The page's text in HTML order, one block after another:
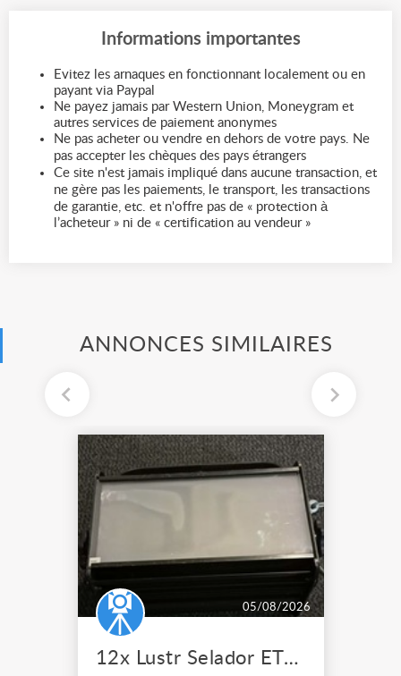
Informations importantes
Evitez les arnaques en fonctionnant localement ou en
payant via Paypal
Ne payez jamais par Western Union, Moneygram et
autres services de paiement anonymes
Ne pas acheter ou vendre en dehors de votre pays. Ne
pas accepter les chèques des pays étrangers
Ce site n'est jamais impliqué dans aucune transaction, et
ne gère pas les paiements, le transport, les transactions
de garantie, etc. et n'offre pas de « protection à
l’acheteur » ni de « certification au vendeur »
ANNONCES SIMILAIRES
05/08/2026
12x Lustr Selador ETC Led 7x colors filtres